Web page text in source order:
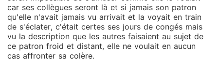
car ses collègues seront là et si jamais son patron
qu'elle n'avait jamais vu arrivait et la voyait en train
de s'éclater, c'était certes ses jours de congés mais
vu la description que les autres faisaient au sujet de
ce patron froid et distant, elle ne voulait en aucun
cas affronter sa colère.